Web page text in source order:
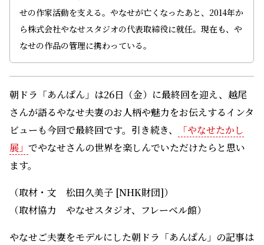
せの作家活動を支える。やなせが亡くなったあと、2014年か
ら株式会社やなせスタジオの代表取締役に就任。現在も、や
なせの作品の管理に携わっている。
朝ドラ「あんぱん」は26日（金）に最終回を迎え、越尾
さんが語るやなせ夫妻のお人柄や魅力をお伝えするインタ
ビューも今回で最終回です。引き続き、
「やなせたかし
展」 でやなせさんの世界を楽しんでいただけたらと思い
ます。
（取材・文 松田久美子 [NHK財団]）
（取材協力 やなせスタジオ、フレーベル館）
やなせご夫妻をモデルにした朝ドラ「あんぱん」の記事は